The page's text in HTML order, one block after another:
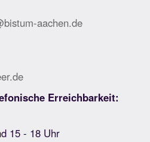
aachen.de
Erreichbarkeit:
15 - 18 Uhr